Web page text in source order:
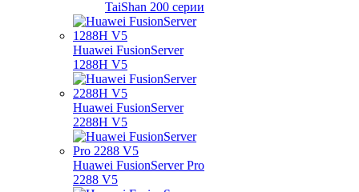
TaiShan 200 серии
Huawei FusionServer
1288H V5
Huawei FusionServer
2288H V5
Huawei FusionServer Pro
2288 V5